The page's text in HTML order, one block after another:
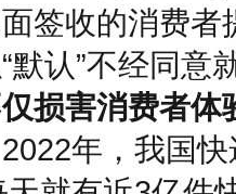
签收的消费者
默认”不经同意
损害消费者体
2022年，我国